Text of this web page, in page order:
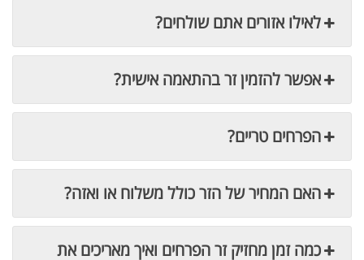
לאילו אזורים אתם שולחים?
אפשר להזמין זר בהתאמה אישית?
הפרחים טריים?
האם המחיר של הזר כולל משלוח או ואזה?
כמה זמן מחזיק זר הפרחים ואיך מאריכים את